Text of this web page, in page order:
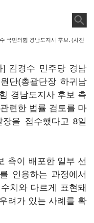
국민의힘 경남도지사 후보. (사진
] 김경수 민주당 경남
단(총괄단장 하귀남
경남도지사 후보 측
련한 법률 검토를 마
을 접수했다고 8일
측이 배포한 일부 선
인용하는 과정에서
치와 다르게 표현돼
려가 있는 사례를 확